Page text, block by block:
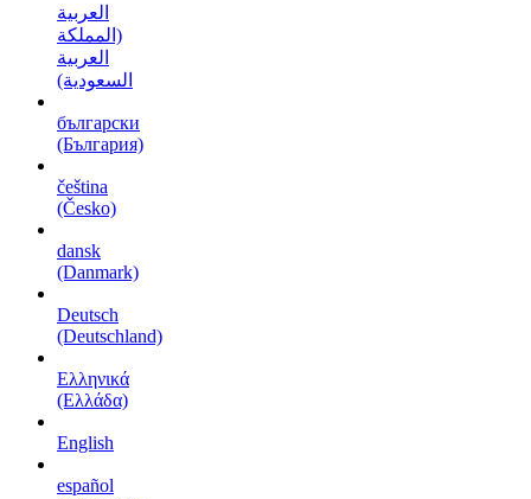
العربية
(المملكة
العربية
السعودية)
български
(България)
čeština
(Česko)
dansk
(Danmark)
Deutsch
(Deutschland)
Ελληνικά
(Ελλάδα)
English
español